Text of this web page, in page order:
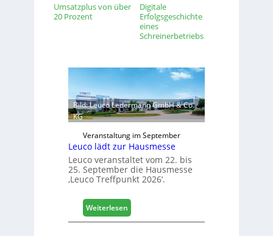
Umsatzplus von über
20 Prozent
Digitale
Erfolgsgeschichte
eines
Schreinerbetriebs
Bild: Leuco Ledermann GmbH & Co.
KG
Veranstaltung im September
Leuco lädt zur Hausmesse
Leuco veranstaltet vom 22. bis
25. September die Hausmesse
‚Leuco Treffpunkt 2026‘.
Weiterlesen:
L